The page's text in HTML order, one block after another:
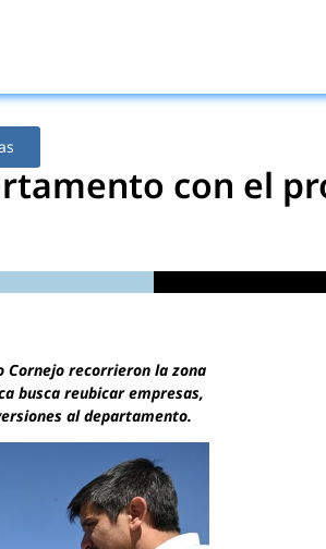
con el
Cornejo recorrieron la zona
busca reubicar empresas,
al departamento.